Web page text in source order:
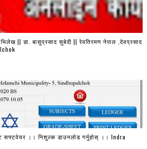
|| डा. बासुप्रसाद सुबेदी || रेवतिरमण नेपाल ,देवप्रसाद
सफ्टवेयर ।। निशुल्क डाउनलाेड गर्नुहाेस् ।। Indra